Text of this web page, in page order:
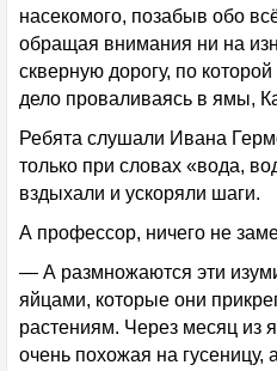
насекомого, позабыв обо
обращая внимания ни на
скверную дорогу, по
дело проваливаясь в ямы,
Ребята слушали Ивана
только при словах «вода,
вздыхали и ускоряли шаги.
А профессор, ничего не
— А размножаются эти
яйцами, которые они
растениям. Через месяц из
очень похожая на